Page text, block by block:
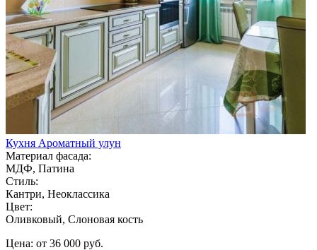
Кухня Ароматный улун
Материал фасада:
МДФ, Патина
Стиль:
Кантри, Неоклассика
Цвет:
Оливковый, Слоновая кость
Цена: от 36 000 руб.